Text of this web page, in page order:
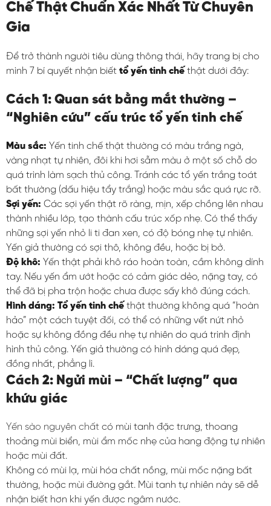
Chế Thật Chuẩn Xác Nhất Từ Chuyên
Gia
Để trở thành người tiêu dùng thông thái, hãy trang bị cho
mình 7 bí quyết nhận biết tổ yến tinh chế thật dưới đây:
Cách 1: Quan sát bằng mắt thường –
“Nghiên cứu” cấu trúc tổ yến tinh chế
Màu sắc: Yến tinh chế thật thường có màu trắng ngà,
vàng nhạt tự nhiên, đôi khi hơi sẫm màu ở một số chỗ do
quá trình làm sạch thủ công. Tránh các tổ yến trắng toát
bất thường (dấu hiệu tẩy trắng) hoặc màu sắc quá rực rỡ.
Sợi yến: Các sợi yến thật rõ ràng, mịn, xếp chồng lên nhau
thành nhiều lớp, tạo thành cấu trúc xốp nhẹ. Có thể thấy
những sợi yến nhỏ li ti đan xen, có độ bóng nhẹ tự nhiên.
Yến giả thường có sợi thô, không đều, hoặc bị bở.
Độ khô: Yến thật phải khô ráo hoàn toàn, cầm không dính
tay. Nếu yến ẩm ướt hoặc có cảm giác dẻo, nặng tay, có
thể đã bị pha trộn hoặc chưa được sấy khô đúng cách.
Hình dáng: Tổ yến tinh chế thật thường không quá “hoàn
hảo” một cách tuyệt đối, có thể có những vết nứt nhỏ
hoặc sự không đồng đều nhẹ tự nhiên do quá trình định
hình thủ công. Yến giả thường có hình dáng quá đẹp,
đồng nhất, phẳng lì.
Cách 2: Ngửi mùi – “Chất lượng” qua
khứu giác
Yến sào nguyên chất có mùi tanh đặc trưng, thoang
thoảng mùi biển, mùi ẩm mốc nhẹ của hang động tự nhiên
hoặc mùi đất.
Không có mùi lạ, mùi hóa chất nồng, mùi mốc nặng bất
thường, hoặc mùi đường gắt. Mùi tanh tự nhiên này sẽ dễ
nhận biết hơn khi yến được ngâm nước.